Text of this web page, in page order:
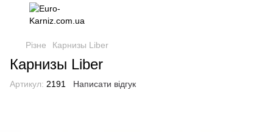
Різне Карнизы Liber
Карнизы Liber
Артикул: 2191 Написати відгук